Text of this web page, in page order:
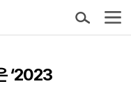
‘2023